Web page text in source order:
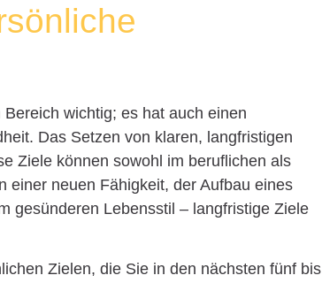
wichtig; es hat auch einen
Das Setzen von klaren, langfristigen
Ziele können sowohl im beruflichen als
einer neuen Fähigkeit, der Aufbau eines
gesünderen Lebensstil – langfristige Ziele
Zielen, die Sie in den nächsten fünf bis